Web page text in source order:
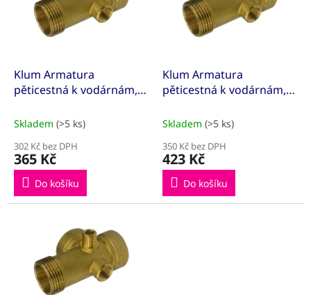
Klum Armatura
pěticestná k vodárnám,
Skladem (>5 ks)
302 Kč bez DPH
365 Kč
Do košíku
Klum Armatura
pěticestná k vodárnám,
Skladem (>5 ks)
350 Kč bez DPH
423 Kč
Do košíku